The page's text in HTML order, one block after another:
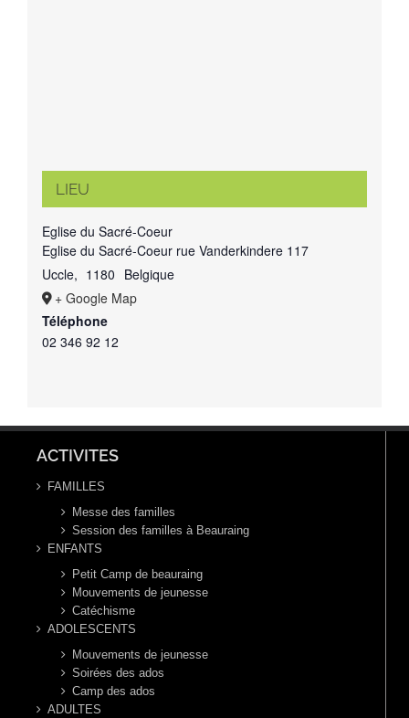
LIEU
Eglise du Sacré-Coeur
Eglise du Sacré-Coeur rue Vanderkindere 117
Uccle, 1180 Belgique
+ Google Map
Téléphone
02 346 92 12
ACTIVITES
FAMILLES
Messe des familles
Session des familles à Beauraing
ENFANTS
Petit Camp de beauraing
Mouvements de jeunesse
Catéchisme
ADOLESCENTS
Mouvements de jeunesse
Soirées des ados
Camp des ados
ADULTES